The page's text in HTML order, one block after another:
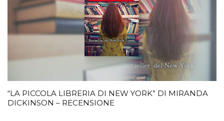
“LA PICCOLA LIBRERIA DI NEW YORK” DI MIRANDA
DICKINSON – RECENSIONE